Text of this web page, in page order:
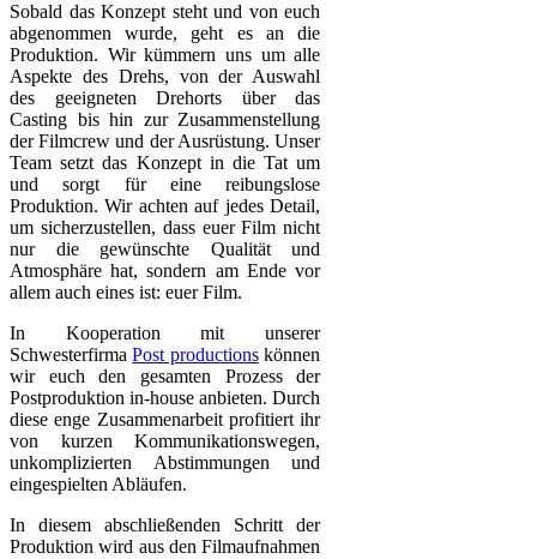
Sobald das Konzept steht und von euch
abgenommen wurde, geht es an die
Produktion. Wir kümmern uns um alle
Aspekte des Drehs, von der Auswahl
des geeigneten Drehorts über das
Casting bis hin zur Zusammenstellung
der Filmcrew und der Ausrüstung. Unser
Team setzt das Konzept in die Tat um
und sorgt für eine reibungslose
Produktion. Wir achten auf jedes Detail,
um sicherzustellen, dass euer Film nicht
nur die gewünschte Qualität und
Atmosphäre hat, sondern am Ende vor
allem auch eines ist: euer Film.
In Kooperation mit unserer
SchwesterfirmaPost productionskönnen
wir euch den gesamten Prozess der
Postproduktion in-house anbieten. Durch
diese enge Zusammenarbeit profitiert ihr
von kurzen Kommunikationswegen,
unkomplizierten Abstimmungen und
eingespielten Abläufen.
In diesem abschließenden Schritt der
Produktion wird aus den Filmaufnahmen